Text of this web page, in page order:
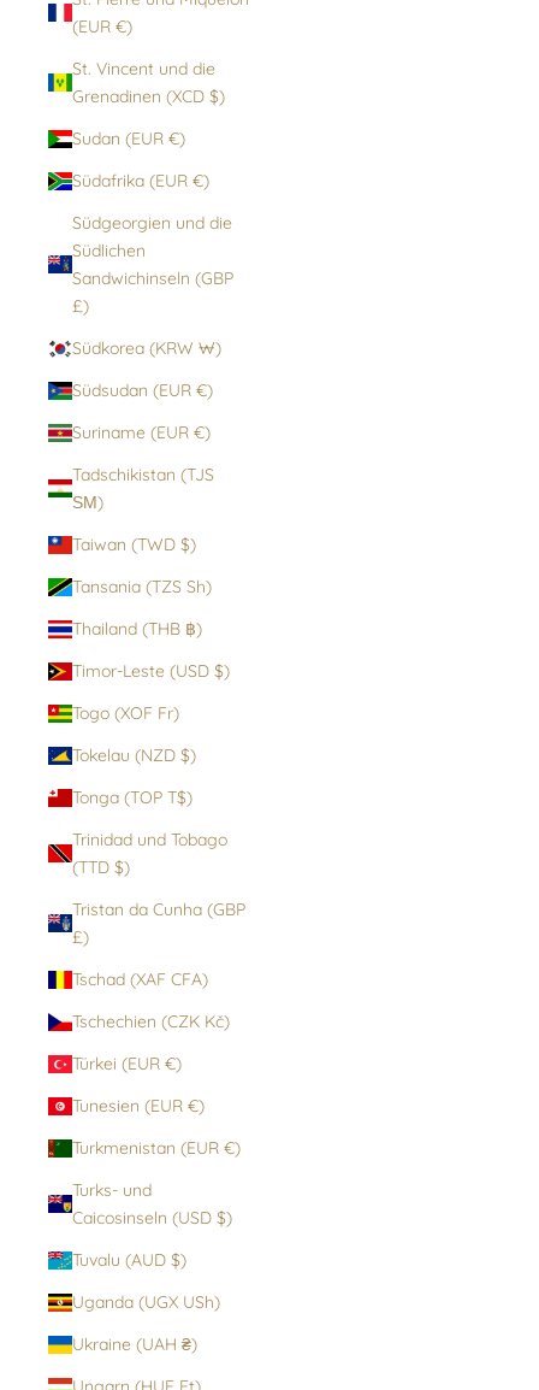
(EUR €)
St. Vincent und die
Grenadinen (XCD $)
Sudan (EUR €)
Südafrika (EUR €)
Südgeorgien und die
Südlichen
Sandwichinseln (GBP
£)
Südkorea (KRW ₩)
Südsudan (EUR €)
Suriname (EUR €)
Tadschikistan (TJS
ЅМ)
Taiwan (TWD $)
Tansania (TZS Sh)
Thailand (THB ฿)
Timor-Leste (USD $)
Togo (XOF Fr)
Tokelau (NZD $)
Tonga (TOP T$)
Trinidad und Tobago
(TTD $)
Tristan da Cunha (GBP
£)
Tschad (XAF CFA)
Tschechien (CZK Kč)
Türkei (EUR €)
Tunesien (EUR €)
Turkmenistan (EUR €)
Turks- und
Caicosinseln (USD $)
Tuvalu (AUD $)
Uganda (UGX USh)
Ukraine (UAH ₴)